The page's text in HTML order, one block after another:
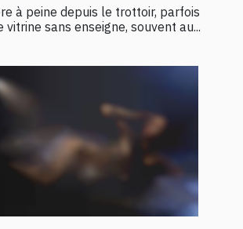
à peine depuis le trottoir, parfois
vitrine sans enseigne, souvent au...